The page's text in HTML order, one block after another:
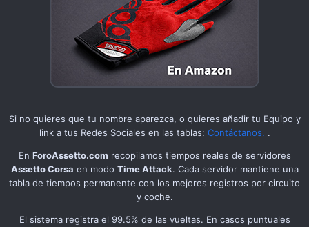
Si no quieres que tu nombre aparezca, o quieres añadir tu Equipo y
link a tus Redes Sociales en las tablas: Contáctanos. .
En ForoAssetto.com recopilamos tiempos reales de servidores
Assetto Corsa en modo Time Attack. Cada servidor mantiene una
tabla de tiempos permanente con los mejores registros por circuito
y coche.
El sistema registra el 99.5% de las vueltas. En casos puntuales